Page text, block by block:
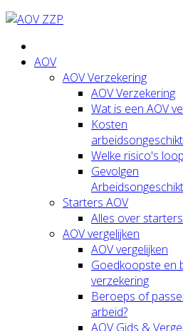
AOV
AOV Verzekering
AOV Verzekering
Wat is een AOV
Kosten
Welke risico's
Gevolgen
Starters AOV
Alles over
AOV vergelijken
AOV vergelijken
Goedkoopste en
verzekering
Beroeps of
arbeid?
AOV Gids &